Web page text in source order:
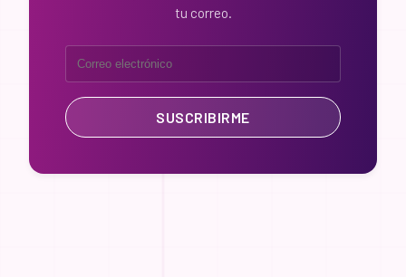
tu correo.
SUSCRIBIRME